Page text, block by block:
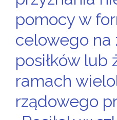
pomocy w
celowego na
posiłków lub
ramach
rządowego